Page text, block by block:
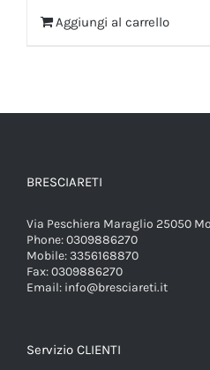
Aggiungi al carrello
BRESCIARETI
Via Peschiera Maraglio 25050
Phone:0309886270
Mobile:3356168870
Fax:0309886270
Email: info@bresciareti.it
Servizio CLIENTI